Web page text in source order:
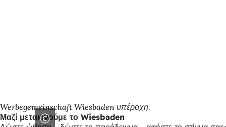
Werbegemeinschaft Wiesbaden υπέροχη.
Μαζί μετακινούμε το Wiesbaden